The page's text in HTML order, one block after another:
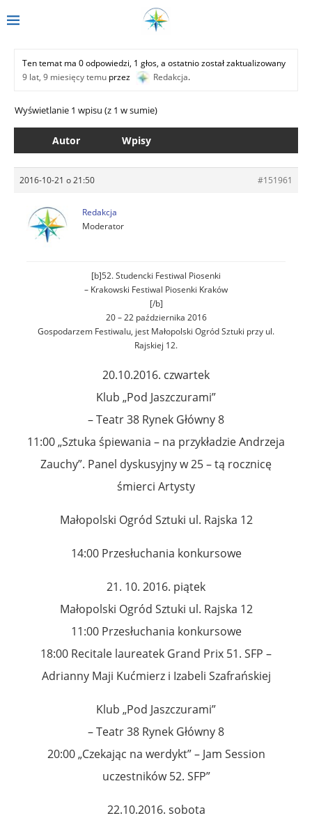
Ten temat ma 0 odpowiedzi, 1 głos, a ostatnio został zaktualizowany
9 lat, 9 miesięcy temu przez Redakcja.
Wyświetlanie 1 wpisu (z 1 w sumie)
Autor Wpisy
2016-10-21 o 21:50 #151961
Redakcja
Moderator
[b]52. Studencki Festiwal Piosenki
– Krakowski Festiwal Piosenki Kraków
[/b]
20 – 22 października 2016
Gospodarzem Festiwalu, jest Małopolski Ogród Sztuki przy ul.
Rajskiej 12.
20.10.2016. czwartek
Klub „Pod Jaszczurami”
– Teatr 38 Rynek Główny 8
11:00 „Sztuka śpiewania – na przykładzie Andrzeja
Zauchy”. Panel dyskusyjny w 25 – tą rocznicę
śmierci Artysty
Małopolski Ogród Sztuki ul. Rajska 12
14:00 Przesłuchania konkursowe
21. 10. 2016. piątek
Małopolski Ogród Sztuki ul. Rajska 12
11:00 Przesłuchania konkursowe
18:00 Recitale laureatek Grand Prix 51. SFP –
Adrianny Maji Kućmierz i Izabeli Szafrańskiej
Klub „Pod Jaszczurami”
– Teatr 38 Rynek Główny 8
20:00 „Czekając na werdykt” – Jam Session
uczestników 52. SFP”
22.10.2016. sobota